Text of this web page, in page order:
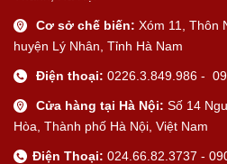
Cơ sở chế biến: Xóm 11, Thôn
huyện Lý Nhân, Tỉnh Hà Nam
Điện thoại: 0226.3.849.986 -
Cửa hàng tại Hà Nội: Số 14
Hòa, Thành phố Hà Nội, Việt Nam
Điện Thoại: 024.66.82.3737 -